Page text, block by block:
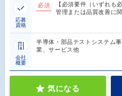
応募
資格
必須
【必須要件（いずれも
管理または品質改善に
会社
概要
半導体・部品テストシステム
業、サービス他
気になる